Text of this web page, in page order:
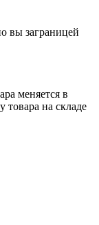
вы заграницей
меняется в
товара на складе